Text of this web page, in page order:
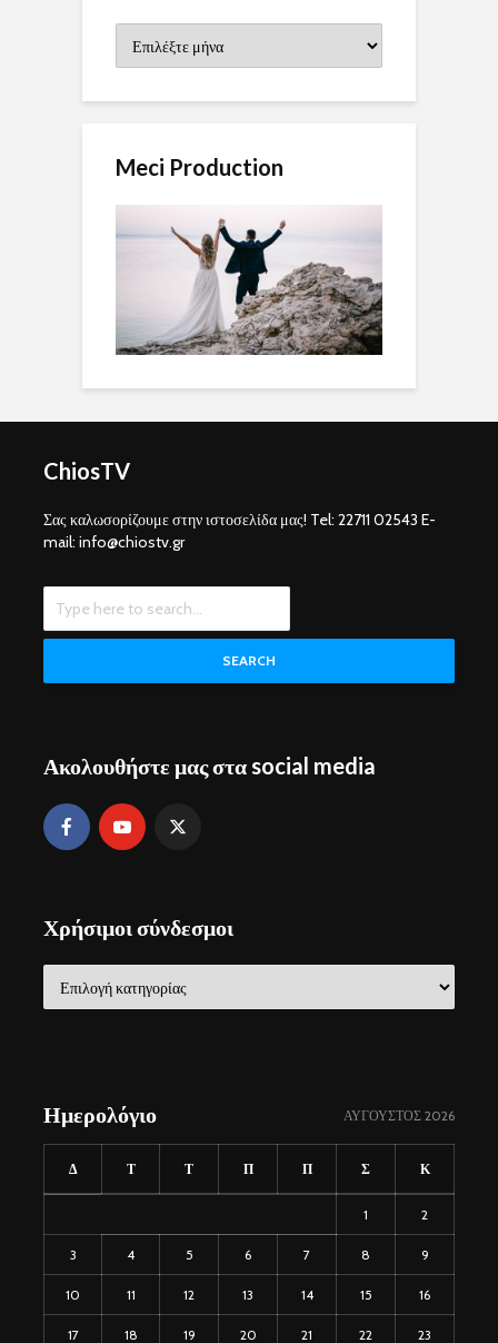
Meci Production
ChiosTV
Σας καλωσορίζουμε στην ιστοσελίδα μας! Tel: 22711 02543 E-
mail: info@chiostv.gr
SEARCH
Ακολουθήστε μας στα social media
Χρήσιμοι σύνδεσμοι
σύνδεσμοι
Ημερολόγιο ΑΎΓΟΥΣΤΟΣ 2026
Δ Τ Τ Π Π Σ Κ
1 2
3 4 5 6 7 8 9
10 11 12 13 14 15 16
17 18 19 20 21 22 23